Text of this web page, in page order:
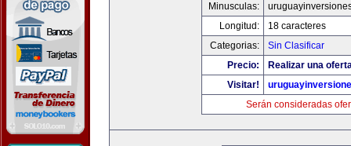
Minusculas:
Longitud:
18 caracteres
Categorias:
Sin Clasificar
Precio:
Realizar una
Visitar!
Serán consideradas